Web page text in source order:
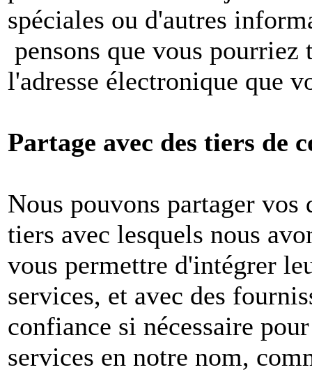
spéciales ou d'autres
pensons que vous
l'adresse électronique que
Partage avec des tiers de
Nous pouvons partager vos
tiers avec lesquels nous
vous permettre d'intégrer
services, et avec des
confiance si nécessaire
services en notre nom,